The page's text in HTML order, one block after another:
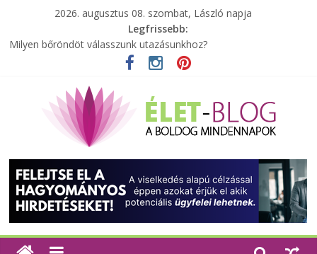
2026. augusztus 08. szombat, László napja
Legfrissebb:
Milyen bőröndöt válasszunk utazásunkhoz?
Elérhető zöld energia mindenki számára
Különleges tömörfa ládák Indiából
A zöld forradalom: A mosó- és parfümtermékek környezetbarát
szempontjainak erősítése